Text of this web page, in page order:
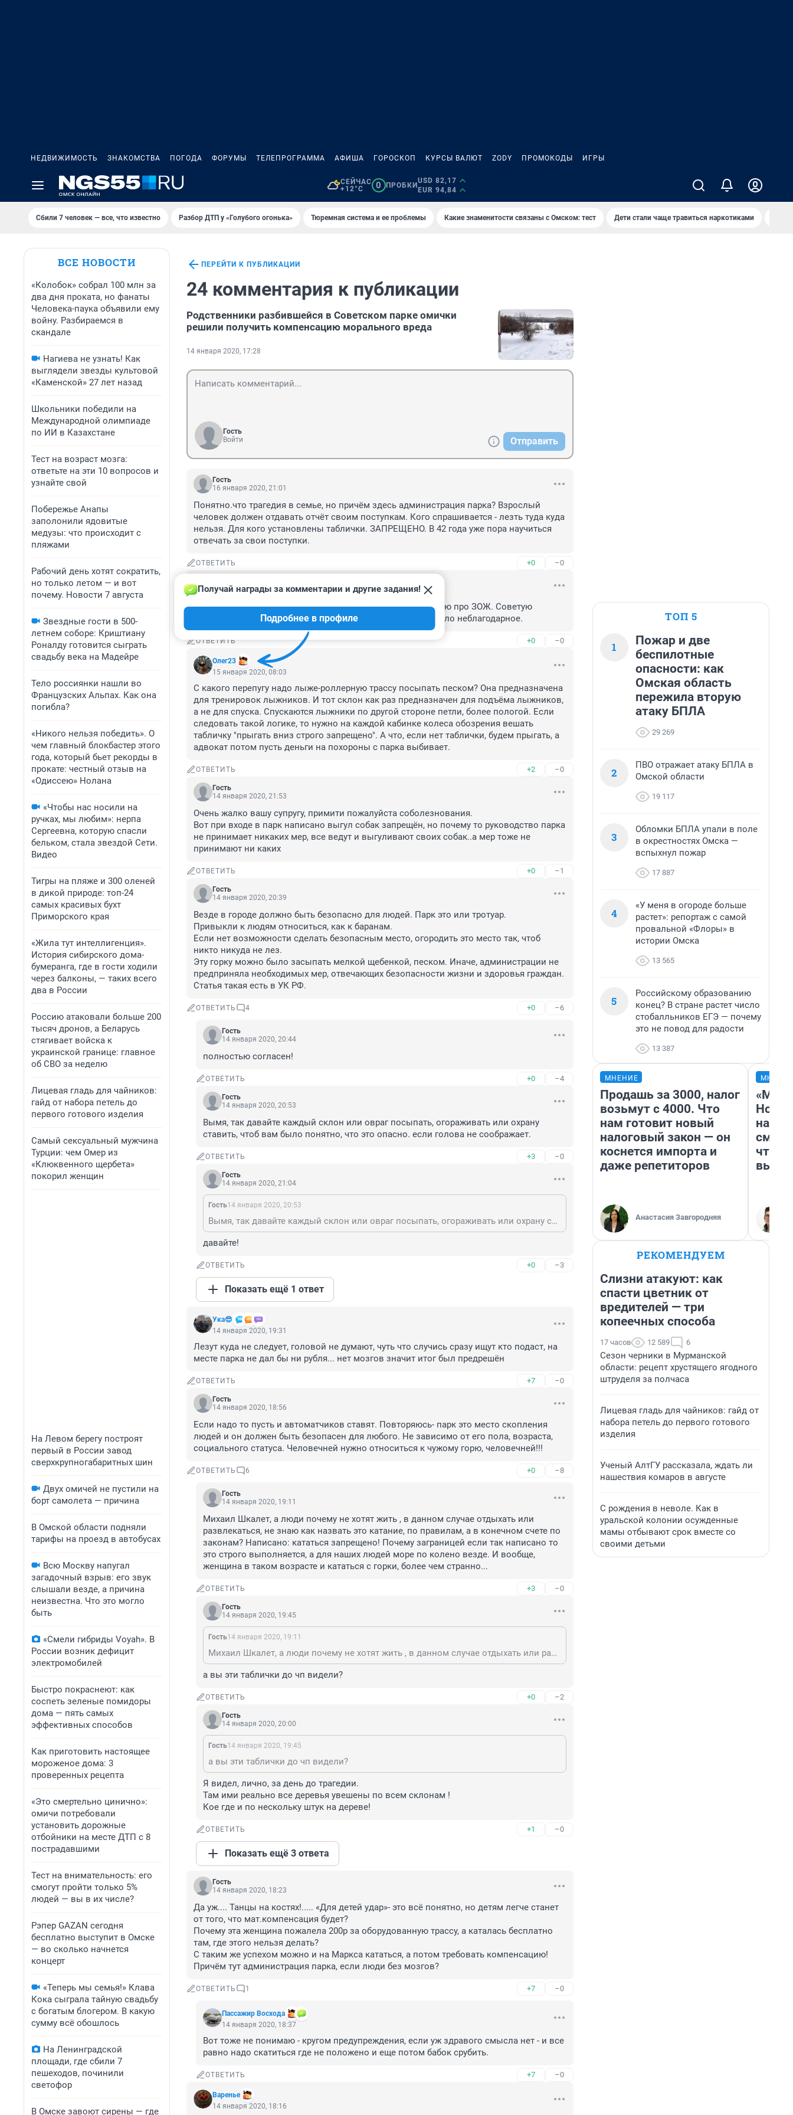
НЕДВИЖИМОСТЬ ЗНАКОМСТВА ПОГОДА ФОРУМЫ ТЕЛЕПРОГРАММА АФИША ГОРОСКОП КУРСЫ ВАЛЮТ ZODY ПРОМОКОДЫ ИГРЫ
СЕЙЧАС
+12°C
0 ПРОБКИ
USD 82,17
EUR 94,84
Сбили 7 человек — все, что известно Разбор ДТП у «Голубого огонька» Тюремная система и ее проблемы Какие знаменитости связаны с Омском: тест Дети стали чаще травиться наркотиками
ВСЕ НОВОСТИ
«Колобок» собрал 100 млн за
два дня проката, но фанаты
Человека-паука объявили ему
войну. Разбираемся в
скандале
Нагиева не узнать! Как
выглядели звезды культовой
«Каменской» 27 лет назад
Школьники победили на
Международной олимпиаде
по ИИ в Казахстане
Тест на возраст мозга:
ответьте на эти 10 вопросов и
узнайте свой
Побережье Анапы
заполонили ядовитые
медузы: что происходит с
пляжами
Рабочий день хотят сократить,
но только летом — и вот
почему. Новости 7 августа
Звездные гости в 500-
летнем соборе: Криштиану
Роналду готовится сыграть
свадьбу века на Мадейре
Тело россиянки нашли во
Французских Альпах. Как она
погибла?
«Никого нельзя победить». О
чем главный блокбастер этого
года, который бьет рекорды в
прокате: честный отзыв на
«Одиссею» Нолана
«Чтобы нас носили на
ручках, мы любим»: нерпа
Сергеевна, которую спасли
бельком, стала звездой Сети.
Видео
Тигры на пляже и 300 оленей
в дикой природе: топ-24
самых красивых бухт
Приморского края
«Жила тут интеллигенция».
История сибирского дома-
бумеранга, где в гости ходили
через балконы, — таких всего
два в России
Россию атаковали больше 200
тысяч дронов, а Беларусь
стягивает войска к
украинской границе: главное
об СВО за неделю
Лицевая гладь для чайников:
гайд от набора петель до
первого готового изделия
Самый сексуальный мужчина
Турции: чем Омер из
«Клюквенного щербета»
покорил женщин
На Левом берегу построят
первый в России завод
сверхкрупногабаритных шин
Двух омичей не пустили на
борт самолета — причина
В Омской области подняли
тарифы на проезд в автобусах
Всю Москву напугал
загадочный взрыв: его звук
слышали везде, а причина
неизвестна. Что это могло
быть
«Смели гибриды Voyah». В
России возник дефицит
электромобилей
Быстро покраснеют: как
соспеть зеленые помидоры
дома — пять самых
эффективных способов
Как приготовить настоящее
мороженое дома: 3
проверенных рецепта
«Это смертельно цинично»:
омичи потребовали
установить дорожные
отбойники на месте ДТП с 8
пострадавшими
Тест на внимательность: его
смогут пройти только 5%
людей — вы в их числе?
Рэпер GAZAN сегодня
бесплатно выступит в Омске
— во сколько начнется
концерт
«Теперь мы семья!» Клава
Кока сыграла тайную свадьбу
с богатым блогером. В какую
сумму всё обошлось
На Ленинградской
площади, где сбили 7
пешеходов, починили
светофор
В Омске завоют сирены — где
ПЕРЕЙТИ К ПУБЛИКАЦИИ
24 комментария к публикации
Родственники разбившейся в Советском парке омички
решили получить компенсацию морального вреда
14 января 2020, 17:28
Гость
Войти
Отправить
Гость
16 января 2020, 21:01
Понятно.что трагедия в семье, но причём здесь администрация парка? Взрослый
человек должен отдавать отчёт своим поступкам. Кого спрашивается - лезть туда куда
нельзя. Для кого установлены таблички. ЗАПРЕЩЕНО. В 42 года уже пора научиться
отвечать за свои поступки.
ОТВЕТИТЬ +0 –0
15 января 2020, 13:57
Вот закидайте меня тапками, но у Шнура есть клип на песню про ЗОЖ. Советую
некоторым пересматривать регулярно. Хотя советовать дело неблагодарное.
ОТВЕТИТЬ +0 –0
Олег23
Получай награды за комментарии и другие задания!
Подробнее в профиле
15 января 2020, 08:03
С какого перепугу надо лыже-роллерную трассу посыпать песком? Она предназначена
для тренировок лыжников. И тот склон как раз предназначен для подъёма лыжников,
а не для спуска. Спускаются лыжники по другой стороне петли, более пологой. Если
следовать такой логике, то нужно на каждой кабинке колеса обозрения вешать
табличку "прыгать вниз строго запрещено". А что, если нет таблички, будем прыгать, а
адвокат потом пусть деньги на похороны с парка выбивает.
ОТВЕТИТЬ +2 –0
Гость
14 января 2020, 21:53
Очень жалко вашу супругу, примити пожалуйста соболезнования.
Вот при входе в парк написано выгул собак запрещён, но почему то руководство парка
не принимает никаких мер, все ведут и выгуливают своих собак..а мер тоже не
принимают ни каких
ОТВЕТИТЬ +0 –1
Гость
14 января 2020, 20:39
Везде в городе должно быть безопасно для людей. Парк это или тротуар.
Привыкли к людям относиться, как к баранам.
Если нет возможности сделать безопасным место, огородить это место так, чтоб
никто никуда не лез.
Эту горку можно было засыпать мелкой щебенкой, песком. Иначе, администрации не
предприняла необходимых мер, отвечающих безопасности жизни и здоровья граждан.
Статья такая есть в УК РФ.
ОТВЕТИТЬ 4 +0 –6
Гость
14 января 2020, 20:44
полностью согласен!
ОТВЕТИТЬ +0 –4
Гость
14 января 2020, 20:53
Вымя, так давайте каждый склон или овраг посыпать, огораживать или охрану
ставить, чтоб вам было понятно, что это опасно. если голова не соображает.
ОТВЕТИТЬ +3 –0
Гость
14 января 2020, 21:04
Гость14 января 2020, 20:53
Вымя, так давайте каждый склон или овраг посыпать, огораживать или охрану ставить, чтоб вам было понятно, что это опасно. если голова не соображает.
давайте!
ОТВЕТИТЬ +0 –3
Показать ещё 1 ответ
Ука😎
14 января 2020, 19:31
Лезут куда не следует, головой не думают, чуть что случись сразу ищут кто подаст, на
месте парка не дал бы ни рубля... нет мозгов значит итог был предрешён
ОТВЕТИТЬ +7 –0
Гость
14 января 2020, 18:56
Если надо то пусть и автоматчиков ставят. Повторяюсь- парк это место скопления
людей и он должен быть безопасен для любого. Не зависимо от его пола, возраста,
социального статуса. Человечней нужно относиться к чужому горю, человечней!!!
ОТВЕТИТЬ 6 +0 –8
Гость
14 января 2020, 19:11
Михаил Шкалет, а люди почему не хотят жить , в данном случае отдыхать или
развлекаться, не знаю как назвать это катание, по правилам, а в конечном счете по
законам? Написано: кататься запрещено! Почему заграницей если так написано то
это строго выполняется, а для наших людей море по колено везде. И вообще,
женщина в таком возрасте и кататься с горки, более чем странно...
ОТВЕТИТЬ +3 –0
Гость
14 января 2020, 19:45
Гость14 января 2020, 19:11
Михаил Шкалет, а люди почему не хотят жить , в данном случае отдыхать или развлекаться, не знаю как назвать это катание, по правилам, а в конечном счете по законам? Написано: кататься запрещено! Почему заграницей если так написано то это строго выполняется, а для наших людей море по колено везде. И вообще, женщина в таком возрасте и кататься с горки, более чем странно...
а вы эти таблички до чп видели?
ОТВЕТИТЬ +0 –2
Гость
14 января 2020, 20:00
Гость14 января 2020, 19:45
а вы эти таблички до чп видели?
Я видел, лично, за день до трагедии.
Там ими реально все деревья увешены по всем склонам !
Кое где и по нескольку штук на дереве!
ОТВЕТИТЬ +1 –0
Показать ещё 3 ответа
Гость
14 января 2020, 18:23
Да уж.... Танцы на костях!..... «Для детей удар»- это всё понятно, но детям легче станет
от того, что мат.компенсация будет?
Почему эта женщина пожалела 200р за оборудованную трассу, а каталась бесплатно
там, где этого нельзя делать?
С таким же успехом можно и на Маркса кататься, а потом требовать компенсацию!
Причём тут администрация парка, если люди без мозгов?
ОТВЕТИТЬ 1 +7 –0
Пассажир Восхода
14 января 2020, 18:37
Вот тоже не понимаю - кругом предупреждения, если уж здравого смысла нет - и все
равно надо скатиться где не положено и еще потом бабок срубить.
ОТВЕТИТЬ +7 –0
Варенье
14 января 2020, 18:16
ТОП 5
1
Пожар и две
беспилотные
опасности: как
Омская область
пережила вторую
атаку БПЛА
29 269
2
ПВО отражает атаку БПЛА в
Омской области
19 117
3
Обломки БПЛА упали в поле
в окрестностях Омска —
вспыхнул пожар
17 887
4
«У меня в огороде больше
растет»: репортаж с самой
провальной «Флоры» в
истории Омска
13 565
5
Российскому образованию
конец? В стране растет число
стобалльников ЕГЭ — почему
это не повод для радости
13 387
МНЕНИЕ
Продашь за 3000, налог
возьмут с 4000. Что
нам готовит новый
налоговый закон — он
коснется импорта и
даже репетиторов
Анастасия Завгородняя
«Мы
РЕКОМЕНДУЕМ
Слизни атакуют: как
спасти цветник от
вредителей — три
копеечных способа
17 часов 12 589 6
Сезон черники в Мурманской
области: рецепт хрустящего ягодного
штруделя за полчаса
Лицевая гладь для чайников: гайд от
набора петель до первого готового
изделия
Ученый АлтГУ рассказала, ждать ли
нашествия комаров в августе
С рождения в неволе. Как в
уральской колонии осужденные
мамы отбывают срок вместе со
своими детьми